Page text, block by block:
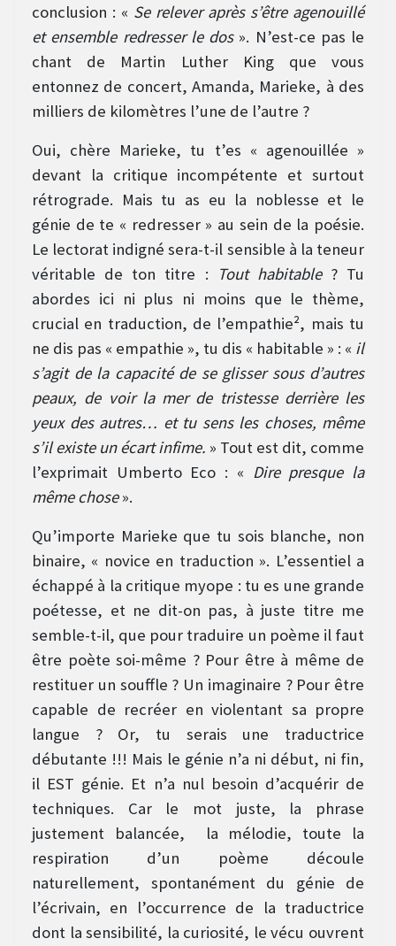
conclusion : « Se relever après s’être agenouillé
et ensemble redresser le dos». N’est-ce pas le
chant de Martin Luther King que vous
entonnez de concert, Amanda, Marieke, à des
milliers de kilomètres l’une de l’autre ?
Oui, chère Marieke, tu t’es « agenouillée »
devant la critique incompétente et surtout
rétrograde. Mais tu as eu la noblesse et le
génie de te « redresser » au sein de la poésie.
Le lectorat indigné sera-t-il sensible à la teneur
véritable de ton titre :
Tout habitable? Tu
abordes ici ni plus ni moins que le thème,
crucial en traduction, de l’empathie², mais tu
ne dis pas « empathie », tu dis « habitable » : « il
s’agit de la capacité de se glisser sous d’autres
peaux, de voir la mer de tristesse derrière les
yeux des autres… et tu sens les choses, même
s’il existe un écart infime. » Tout est dit, comme
l’exprimait Umberto Eco : « Dire presque la
même chose».
Qu’importe Marieke que tu sois blanche, non
binaire, « novice en traduction ». L’essentiel a
échappé à la critique myope : tu es une grande
poétesse, et ne dit-on pas, à juste titre me
semble-t-il, que pour traduire un poème il faut
être poète soi-même ? Pour être à même de
restituer un souffle ? Un imaginaire ? Pour être
capable de recréer en violentant sa propre
langue ? Or, tu serais une traductrice
débutante !!! Mais le génie n’a ni début, ni fin,
il EST génie. Et n’a nul besoin d’acquérir de
techniques. Car le mot juste, la phrase
justement balancée, la mélodie, toute la
respiration d’un poème découle
naturellement, spontanément du génie de
l’écrivain, en l’occurrence de la traductrice
dont la sensibilité, la curiosité, le vécu ouvrent